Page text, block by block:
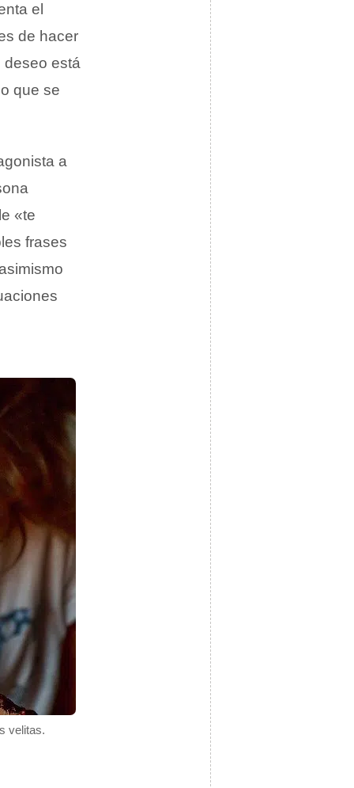
el
de hacer
deseo está
que se
a
«te
frases
velitas.